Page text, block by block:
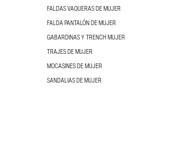
FALDAS VAQUERAS DE MUJER
FALDA PANTALÓN DE MUJER
GABARDINAS Y TRENCH MUJER
TRAJES DE MUJER
MOCASINES DE MUJER
SANDALIAS DE MUJER